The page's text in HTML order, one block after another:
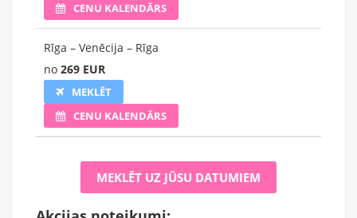
CENU KALENDĀRS
Rīga – Venēcija – Rīga
no 269 EUR
MEKLĒT
CENU KALENDĀRS
MEKLĒT UZ JŪSU DATUMIEM